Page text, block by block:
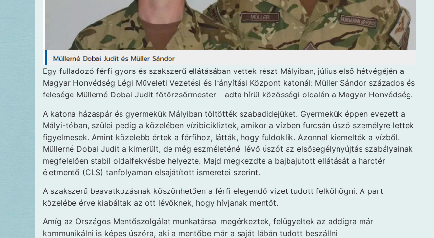
Egy fulladozó férfi gyors és szakszerű ellátásában vettek részt Mályiban, július első hétvégéjén a
Magyar Honvédség Légi Műveleti Vezetési és Irányítási Központ katonái: Müller Sándor százados és
felesége Müllerné Dobai Judit főtörzsőrmester – adta hírül közösségi oldalán a Magyar Honvédség.
A katona házaspár és gyermekük Mályiban töltötték szabadidejüket. Gyermekük éppen evezett a
Mályi-tóban, szülei pedig a közelében vízibicikliztek, amikor a vízben furcsán úszó személyre lettek
figyelmesek. Amint közelebb értek a férfihoz, látták, hogy fuldoklik. Azonnal kiemelték a vízből.
Müllerné Dobai Judit a kimerült, de még eszméleténél lévő úszót az elsősegélynyújtás szabályainak
megfelelően stabil oldalfekvésbe helyezte. Majd megkezdte a bajbajutott ellátását a harctéri
életmentő (CLS) tanfolyamon elsajátított ismeretei szerint.
A szakszerű beavatkozásnak köszönhetően a férfi elegendő vizet tudott felköhögni. A part
közelébe érve kiabáltak az ott lévőknek, hogy hívjanak mentőt.
Amíg az Országos Mentőszolgálat munkatársai megérkeztek, felügyeltek az addigra már
kommunikálni is képes úszóra, aki a mentőbe már a saját lábán tudott beszállni